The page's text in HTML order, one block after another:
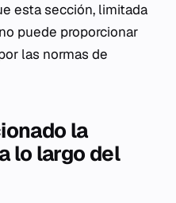
esta sección, limitada
puede proporcionar
las normas de
la
lo largo del